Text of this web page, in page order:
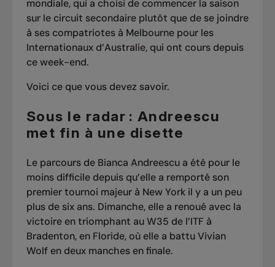
mondiale, qui a choisi de commencer la saison
sur le circuit secondaire plutôt que de se joindre
à ses compatriotes à Melbourne pour les
Internationaux d’Australie, qui ont cours depuis
ce week-end.
Voici ce que vous devez savoir.
Sous le radar : Andreescu
met fin à une disette
Le parcours de Bianca Andreescu a été pour le
moins difficile depuis qu’elle a remporté son
premier tournoi majeur à New York il y a un peu
plus de six ans. Dimanche, elle a renoué avec la
victoire en triomphant au W35 de l’ITF à
Bradenton, en Floride, où elle a battu Vivian
Wolf en deux manches en finale.